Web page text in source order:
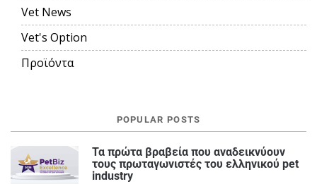
Vet News
Vet's Option
Προϊόντα
POPULAR POSTS
Τα πρώτα βραβεία που αναδεικνύουν
τους πρωταγωνιστές του ελληνικού pet
industry